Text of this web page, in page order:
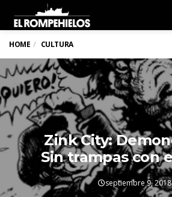
HOME CULTURA
Zink City:
Sin trampas con
septiembre 9, 2018